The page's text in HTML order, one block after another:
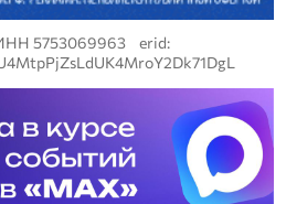
5753069963 erid: